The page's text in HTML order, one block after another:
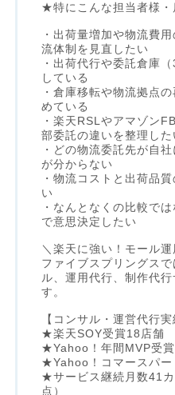
★特にこんな担当者様・
・出荷量増加や物流費
流体制を見直したい
・出荷代行や委託倉庫
している
・倉庫移転や物流拠点
めている
・楽天RSLやアマゾン
部委託の違いを整理した
・どの物流委託先が自
が分からない
・物流コストと出荷品
い
・なんとなくの比較で
で意思決定したい
＼楽天に強い！モール
ファイブスプリングス
ル、運用代行、制作代
す。
【コンサル・運営代行実
★楽天SOY受賞18店舗
★Yahoo！年間MVP受
★Yahoo！コマースパー
★サービス継続月数41
点）